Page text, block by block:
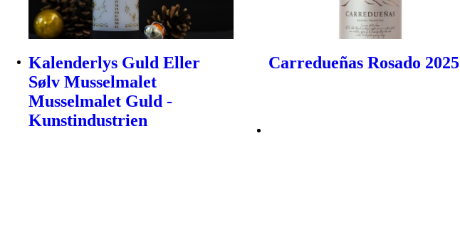
Kalenderlys Guld Eller
Sølv Musselmalet
Musselmalet Guld -
Kunstindustrien
Carredueñas Rosado 2025